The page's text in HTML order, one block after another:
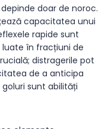
doar de noroc.
capacitatea unui
rapide sunt
luate în fracțiuni de
distragerile pot
de a anticipa
sunt abilități